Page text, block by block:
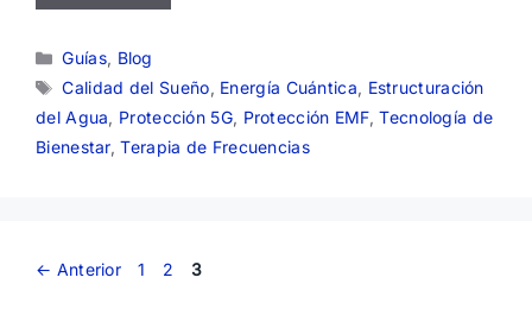
Categorías
Guías, Blog
Etiquetas
Calidad del Sueño, Energía Cuántica, Estructuración
del Agua, Protección 5G, Protección EMF,Tecnología de
Bienestar,Terapia de Frecuencias
← Anterior Página
1 Página
2 Página
3